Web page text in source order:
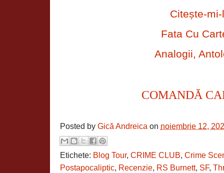
Citește-
Fata Cu
Analogii,
COMANDĂ
Posted by Gică Andreica on noiembrie 12,
Etichete: Blog Tour, CRIME CLUB, Crime
Postapocaliptic, Recenzie, RS Burnett, SF,